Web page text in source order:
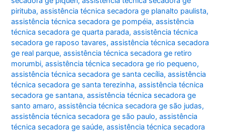
pirituba,assistência técnica secadora ge planalto paulista,
assistência técnica secadora ge pompéia,assistência
técnica secadora ge quarta parada,assistência técnica
secadora ge raposo tavares,assistência técnica secadora
ge real parque,assistência técnica secadora ge retiro
morumbi,assistência técnica secadora ge rio pequeno,
assistência técnica secadora ge santa cecília,assistência
técnica secadora ge santa terezinha,assistência técnica
secadora ge santana,assistência técnica secadora ge
santo amaro,assistência técnica secadora ge são judas,
assistência técnica secadora ge são paulo,assistência
técnica secadora ge saúde,assistência técnica secadora